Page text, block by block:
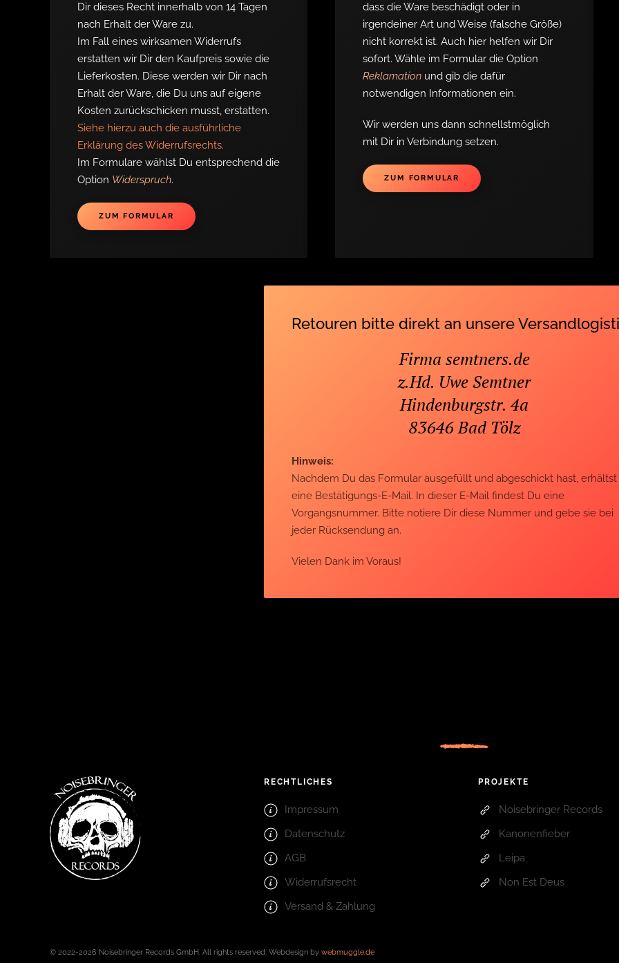
Dir dieses Recht innerhalb von 14 Tagen
nach Erhalt der Ware zu.
Im Fall eines wirksamen Widerrufs
erstatten wir Dir den Kaufpreis sowie die
Lieferkosten. Diese werden wir Dir nach
Erhalt der Ware, die Du uns auf eigene
Kosten zurückschicken musst, erstatten.
Siehe hierzu auch die ausführliche
Erklärung des Widerrufsrechts.
Im Formulare wählst Du entsprechend die
Option Widerspruch.
ZUM FORMULAR
dass die Ware beschädigt oder in
irgendeiner Art und Weise (falsche Größe)
nicht korrekt ist. Auch hier helfen wir Dir
sofort. Wähle im Formular die Option
Reklamation und gib die dafür
notwendigen Informationen ein.
Wir werden uns dann schnellstmöglich
mit Dir in Verbindung setzen.
ZUM FORMULAR
Retouren bitte direkt an unsere
Firma semtners.de
z.Hd. Uwe Semtner
Hindenburgstr. 4a
83646 Bad Tölz
Hinweis:
Nachdem Du das Formular ausgefüllt und abgeschickt hast, erhältst
eine Bestätigungs-E-Mail. In dieser E-Mail findest Du eine
Vorgangsnummer. Bitte notiere Dir diese Nummer und gebe sie bei
jeder Rücksendung an.
Vielen Dank im Voraus!
RECHTLICHES
Impressum
Datenschutz
AGB
Widerrufsrecht
Versand & Zahlung
PROJEKTE
Noisebringer Records
Kanonenfieber
Leipa
Non Est Deus
© 2022-2026 Noisebringer Records GmbH. All rights reserved. Webdesign by webmuggle.de